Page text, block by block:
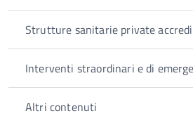
Strutture sanitarie private
Interventi straordinari e di
Altri contenuti